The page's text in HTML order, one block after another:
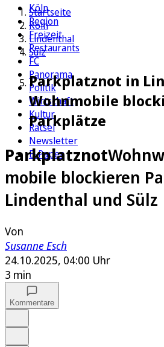
Köln
Region
Freizeit
Restaurants
FC
Panorama
Politik
Wirtschaft
Kultur
Rätsel
Newsletter
E-Paper
Startseite
Köln
Lindenthal
Sülz
Parkplatznot in
Wohnmobile
Parkplätze
Parkplatznot
mobile blockieren
Lindenthal und Sülz
Von
Susanne Esch
24.10.2025, 04:00 Uhr
3 min
Kommentare